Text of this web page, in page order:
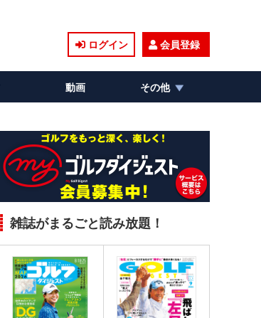
ログイン 会員登録
動画 その他
雑誌がまるごと読み放題！